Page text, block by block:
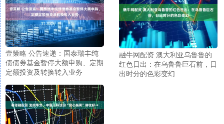
壹策略 公告速递：国泰瑞丰纯
债债券基金暂停大额申购、定期
定额投资及转换转入业务
融牛网配资 澳大利亚乌鲁鲁的
红色日出：在乌鲁鲁巨石前，日
出时分的色彩变幻